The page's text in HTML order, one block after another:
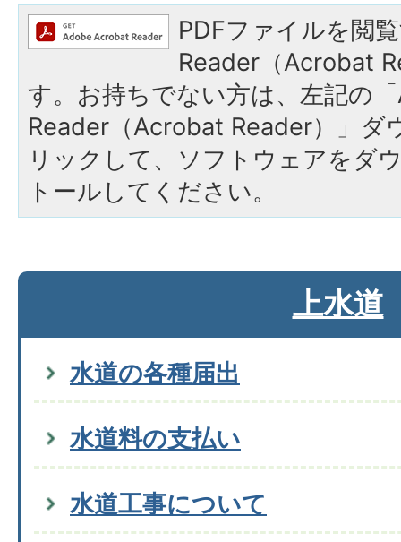
PDFファイルを閲
Reader（Acrobat
す。お持ちでない方は、左記の
Reader（Acrobat Reader）」ダ
リックして、ソフトウェアをダ
トールしてください。
上水道
水道の各種届出
水道料の支払い
水道工事について